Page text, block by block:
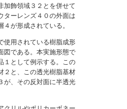
加飾領域３２とを併せて
ターレンズ４０の外面は
が形成されている。
使用されている樹脂成形
図である。本実施形態で
１として例示する。この
２と、この透光樹脂基材
が、その反対面に半透光